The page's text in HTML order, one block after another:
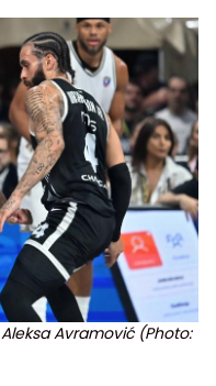
Avramović (Photo: